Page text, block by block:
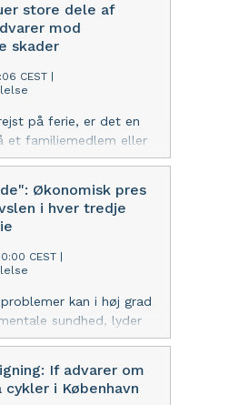
store dele af
mod
skader
CEST
på ferie, er det en
et familiemedlem eller
holde øje med huset,
Økonomisk pres
i hver tredje
CEST
kan i høj grad
sundhed, lyder
Dansk
If advarer om
i København